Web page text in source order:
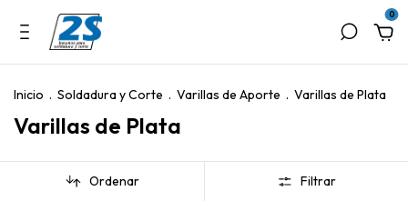
0
Inicio . Soldadura y Corte . Varillas de Aporte . Varillas de Plata
Varillas de Plata
Ordenar Filtrar